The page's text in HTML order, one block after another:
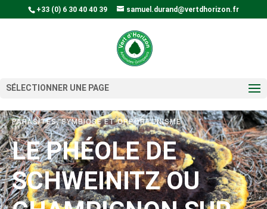
+33 (0) 6 30 40 40 39 samuel.durand@vertdhorizon.fr
SÉLECTIONNER UNE PAGE
PARASITES, SYMBIOSE ET OPPORTUNISME
LE PHÉOLE DE
SCHWEINITZ OU